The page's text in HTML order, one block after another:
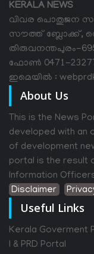
KERALA NEWS
വിവര പൊതുജന
സൗത്ത് ബ്ലോക്ക്,
തിരുവനന്തപുരം-
ഫോൺ 0471-
ഇമെയിൽ :
About Us
This is the News
developed with an
of development
portal is the result
Information
Disclaimer
Useful Links
Kerala Goverment
I & PRD Portal